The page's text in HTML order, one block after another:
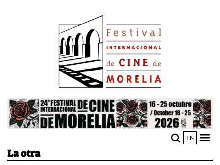
Image
EN
menu
La otra